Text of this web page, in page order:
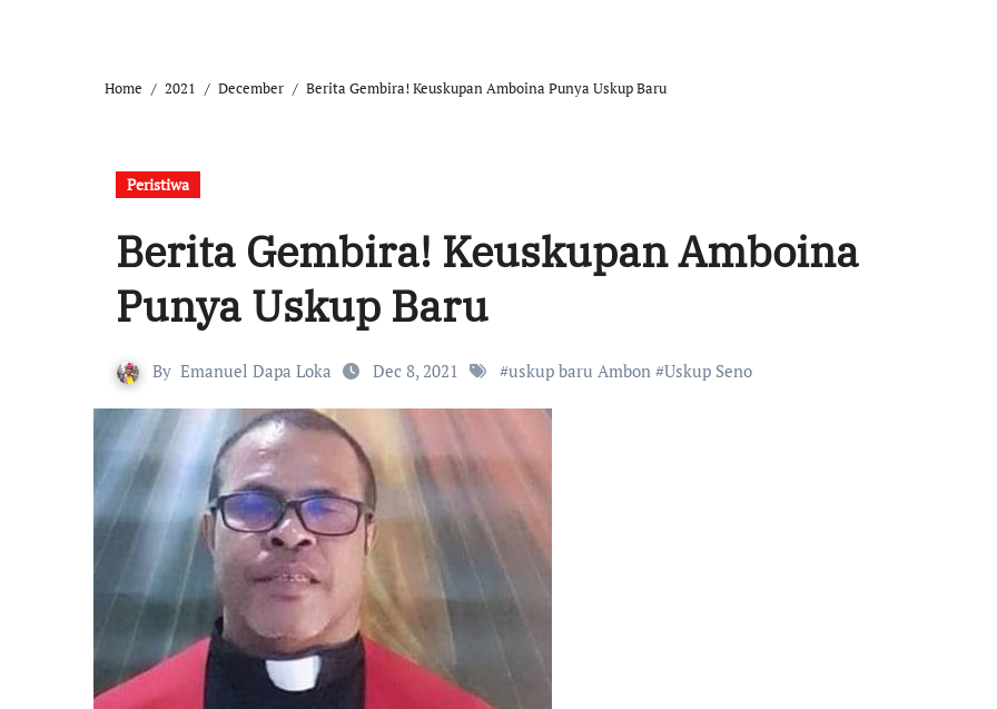
Home 2021 December Berita Gembira! Keuskupan Amboina Punya Uskup Baru
Peristiwa
Berita Gembira! Keuskupan Amboina
Punya Uskup Baru
By Emanuel Dapa Loka Dec 8, 2021 #uskup baru Ambon #Uskup Seno